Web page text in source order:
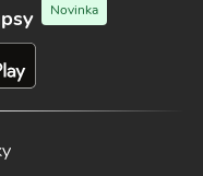
Novinka